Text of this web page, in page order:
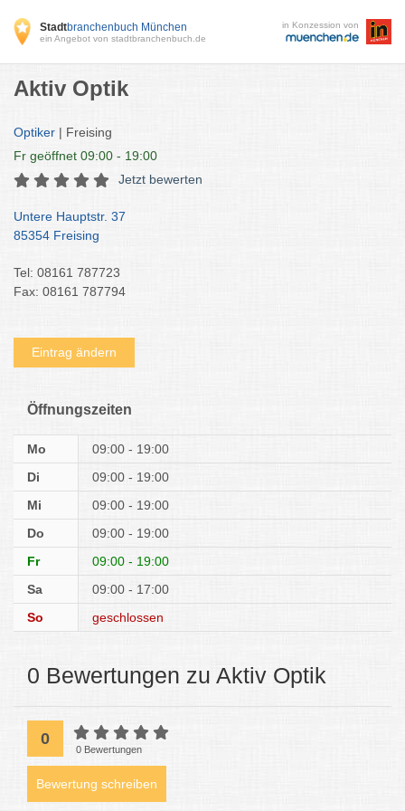
Stadtbranchenbuch München
ein Angebot von stadtbranchenbuch.de
in Konzession von
Aktiv Optik
Optiker | Freising
Fr geöffnet 09:00 - 19:00
Jetzt bewerten
Untere Hauptstr. 37
85354 Freising
Tel: 08161 787723
Fax: 08161 787794
Eintrag ändern
Öffnungszeiten
Mo
09:00 - 19:00
Di
09:00 - 19:00
Mi
09:00 - 19:00
Do
09:00 - 19:00
Fr
09:00 - 19:00
Sa
09:00 - 17:00
So
geschlossen
0 Bewertungen zu Aktiv Optik
0
0 Bewertungen
Bewertung schreiben